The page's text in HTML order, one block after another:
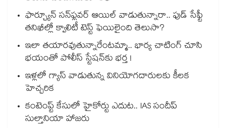
ఫార్చ్యూన్ సన్‌ఫ్లవర్ ఆయిల్ వాడుతున్నారా.. ఫుడ్ సేఫ్టీ
తనిఖీల్లో క్వాలిటీ టెస్ట్ ఫెయిలైంది తెలుసా?
ఇలా తయారవుతున్నారేంటమ్మా.. భార్య చాటింగ్ చూసి
భయంతో పోలీస్ స్టేషన్⁫కు భర్త !
ఇళ్లలో గ్యాస్ వాడుతున్న వినియోగదారులకు కీలక
హెచ్చరిక
కంటెంప్ట్ కేసులో హైకోర్టు ఎదుట.. IAS సందీప్
సుల్తానియా హాజరు